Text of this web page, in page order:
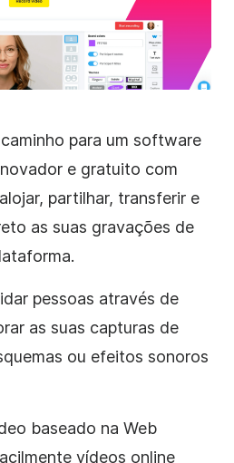
para um software
e gratuito com
partilhar, transferir e
as suas gravações de
pessoas através de
as suas capturas de
ou efeitos sonoros
baseado na Web
vídeos online